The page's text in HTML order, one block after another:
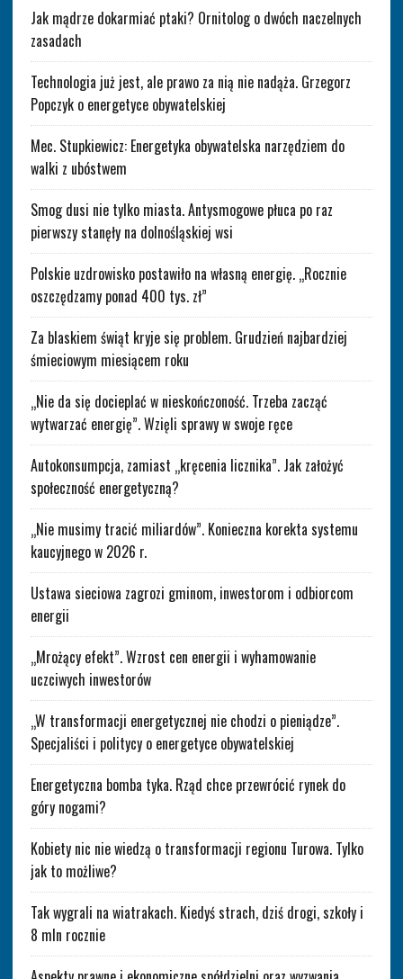
Jak mądrze dokarmiać ptaki? Ornitolog o dwóch naczelnych
zasadach
Technologia już jest, ale prawo za nią nie nadąża. Grzegorz
Popczyk o energetyce obywatelskiej
Mec. Stupkiewicz: Energetyka obywatelska narzędziem do
walki z ubóstwem
Smog dusi nie tylko miasta. Antysmogowe płuca po raz
pierwszy stanęły na dolnośląskiej wsi
Polskie uzdrowisko postawiło na własną energię. „Rocznie
oszczędzamy ponad 400 tys. zł”
Za blaskiem świąt kryje się problem. Grudzień najbardziej
śmieciowym miesiącem roku
„Nie da się docieplać w nieskończoność. Trzeba zacząć
wytwarzać energię”. Wzięli sprawy w swoje ręce
Autokonsumpcja, zamiast „kręcenia licznika”. Jak założyć
społeczność energetyczną?
„Nie musimy tracić miliardów”. Konieczna korekta systemu
kaucyjnego w 2026 r.
Ustawa sieciowa zagrozi gminom, inwestorom i odbiorcom
energii
„Mrożący efekt”. Wzrost cen energii i wyhamowanie
uczciwych inwestorów
„W transformacji energetycznej nie chodzi o pieniądze”.
Specjaliści i politycy o energetyce obywatelskiej
Energetyczna bomba tyka. Rząd chce przewrócić rynek do
góry nogami?
Kobiety nic nie wiedzą o transformacji regionu Turowa. Tylko
jak to możliwe?
Tak wygrali na wiatrakach. Kiedyś strach, dziś drogi, szkoły i
8 mln rocznie